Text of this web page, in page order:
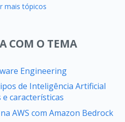
mais tópicos
COM O TEMA
Engineering
de Inteligência Artificial
e características
AWS com Amazon Bedrock